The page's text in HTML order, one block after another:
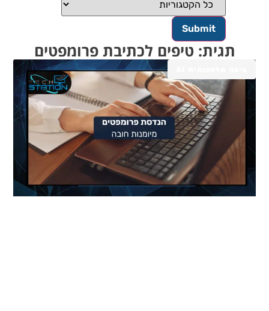
תגית: טיפים לכתיבת פרומפטים